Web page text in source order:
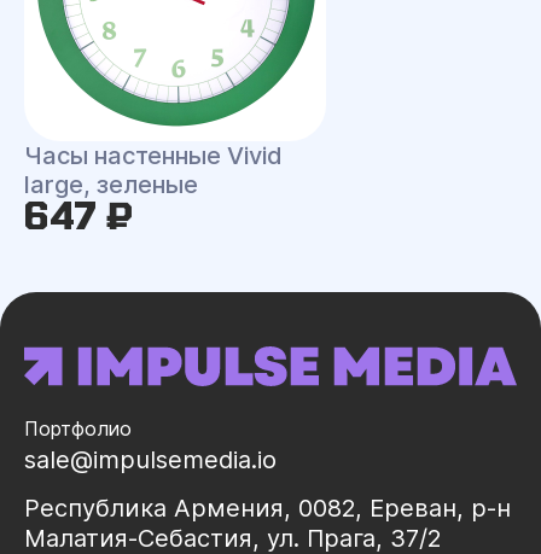
Часы настенные Vivid
large, зеленые
647 ₽
Портфолио
sale@impulsemedia.io
Республика Армения, 0082, Ереван, р-н
Малатия-Себастия, ул. Прага, 37/2